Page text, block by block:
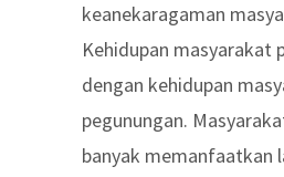
keanekaragaman
Kehidupan masyarakat
dengan kehidupan
pegunungan.
banyak memanfaatkan